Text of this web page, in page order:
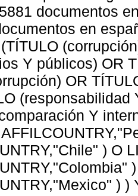
documentos
en
Y públicos) OR
OR
Y
) O
) )